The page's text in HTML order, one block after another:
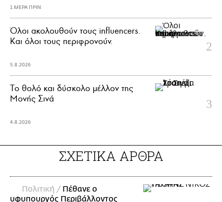
1 ΜΕΡΑ ΠΡΙΝ
Όλοι ακολουθούν τους influencers.
Και όλοι τους περιφρονούν.
5.8.2026
Το θολό και δύσκολο μέλλον της
Μονής Σινά
4.8.2026
ΣΧΕΤΙΚΑ ΑΡΘΡΑ
Πολιτική / Πέθανε ο
υφυπουργός Περιβάλλοντος